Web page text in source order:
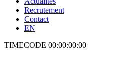
Recrutement
Contact
EN
TIMECODE 00:00:00:00